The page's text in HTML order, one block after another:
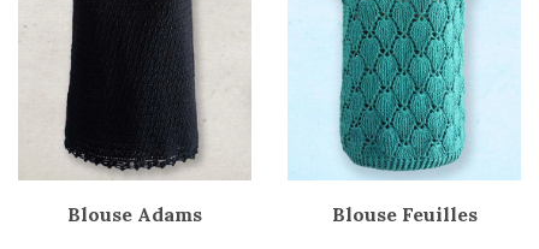
Blouse Adams Blouse Feuilles